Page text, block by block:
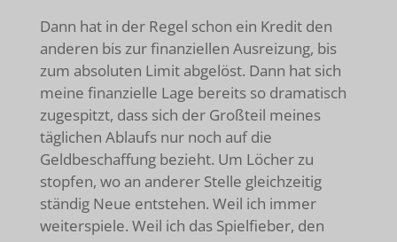
Dann hat in der Regel schon ein Kredit den
anderen bis zur finanziellen Ausreizung, bis
zum absoluten Limit abgelöst. Dann hat sich
meine finanzielle Lage bereits so dramatisch
zugespitzt, dass sich der Großteil meines
täglichen Ablaufs nur noch auf die
Geldbeschaffung bezieht. Um Löcher zu
stopfen, wo an anderer Stelle gleichzeitig
ständig Neue entstehen. Weil ich immer
weiterspiele. Weil ich das Spielfieber, den